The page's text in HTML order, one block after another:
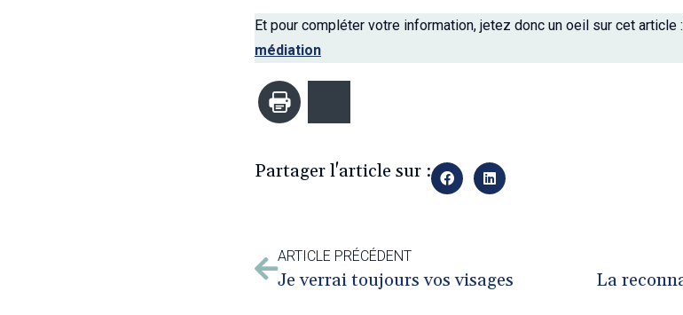
Et pour compléter votre information, jetez donc un oeil sur cet article :
médiation
Imprimer
Partager l'article sur :
ARTICLE PRÉCÉDENT
Je verrai toujours vos visages